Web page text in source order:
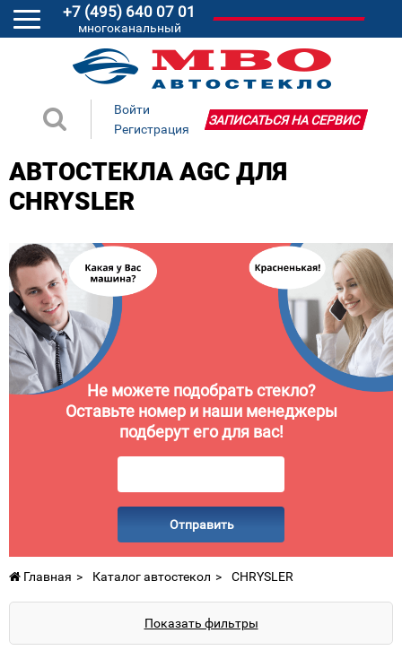
+7 (495) 640 07 01
многоканальный
Войти
Регистрация
ЗАПИСАТЬСЯ НА СЕРВИС
АВТОСТЕКЛА AGC ДЛЯ
CHRYSLER
Не можете подобрать стекло?
Оставьте номер и наши менеджеры
подберут его для вас!
Отправить
Главная Каталог автостекол CHRYSLER
Показать фильтры